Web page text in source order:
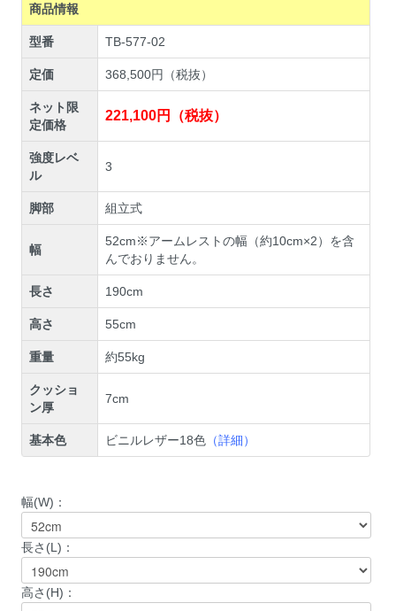
商品情報
型番 TB-577-02
定価 368,500円（税抜）
ネット限
定価格
221,100円（税抜）
強度レベ
ル
3
脚部 組立式
幅
52cm※アームレストの幅（約10cm×2）を含
んでおりません。
長さ 190cm
高さ 55cm
重量 約55kg
クッショ
ン厚
7cm
基本色 ビニルレザー18色 （詳細）
幅(W)：
長さ(L)：
高さ(H)：